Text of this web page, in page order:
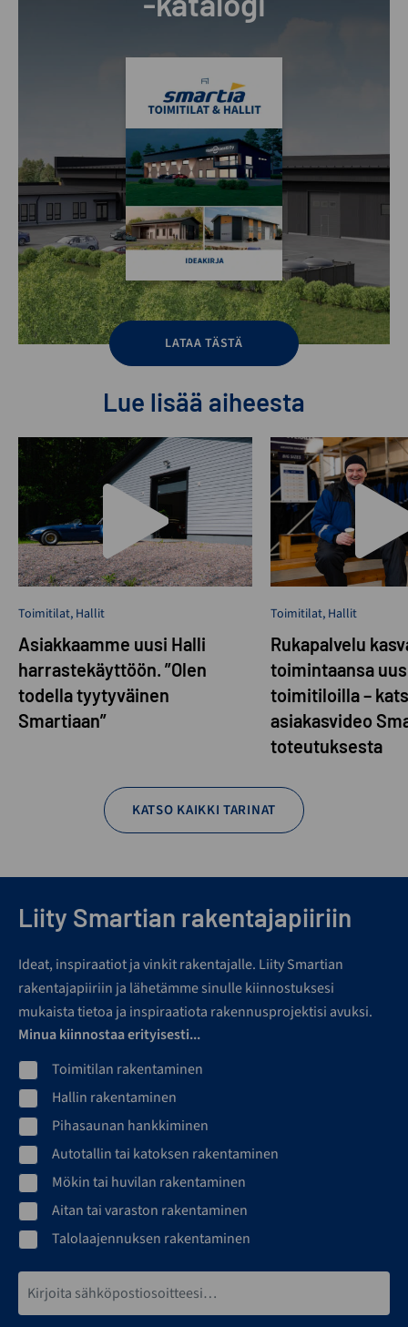
LATAA TÄSTÄ
Lue lisää aiheesta
Toimitilat, Hallit
Asiakkaamme uusi Halli
harrastekäyttöön. ”Olen
todella tyytyväinen
Smartiaan”
Toimitilat, Hallit
Rukapalvelu
toimintaansa
toimitiloilla –
asiakasvideo
toteutuksesta
KATSO KAIKKI TARINAT
Liity Smartian rakentajapiiriin
Ideat, inspiraatiot ja vinkit rakentajalle. Liity Smartian
rakentajapiiriin ja lähetämme sinulle kiinnostuksesi
mukaista tietoa ja inspiraatiota rakennusprojektisi avuksi.
Minua kiinnostaa erityisesti...
Toimitilan rakentaminen
Hallin rakentaminen
Pihasaunan hankkiminen
Autotallin tai katoksen rakentaminen
Mökin tai huvilan rakentaminen
Aitan tai varaston rakentaminen
Talolaajennuksen rakentaminen